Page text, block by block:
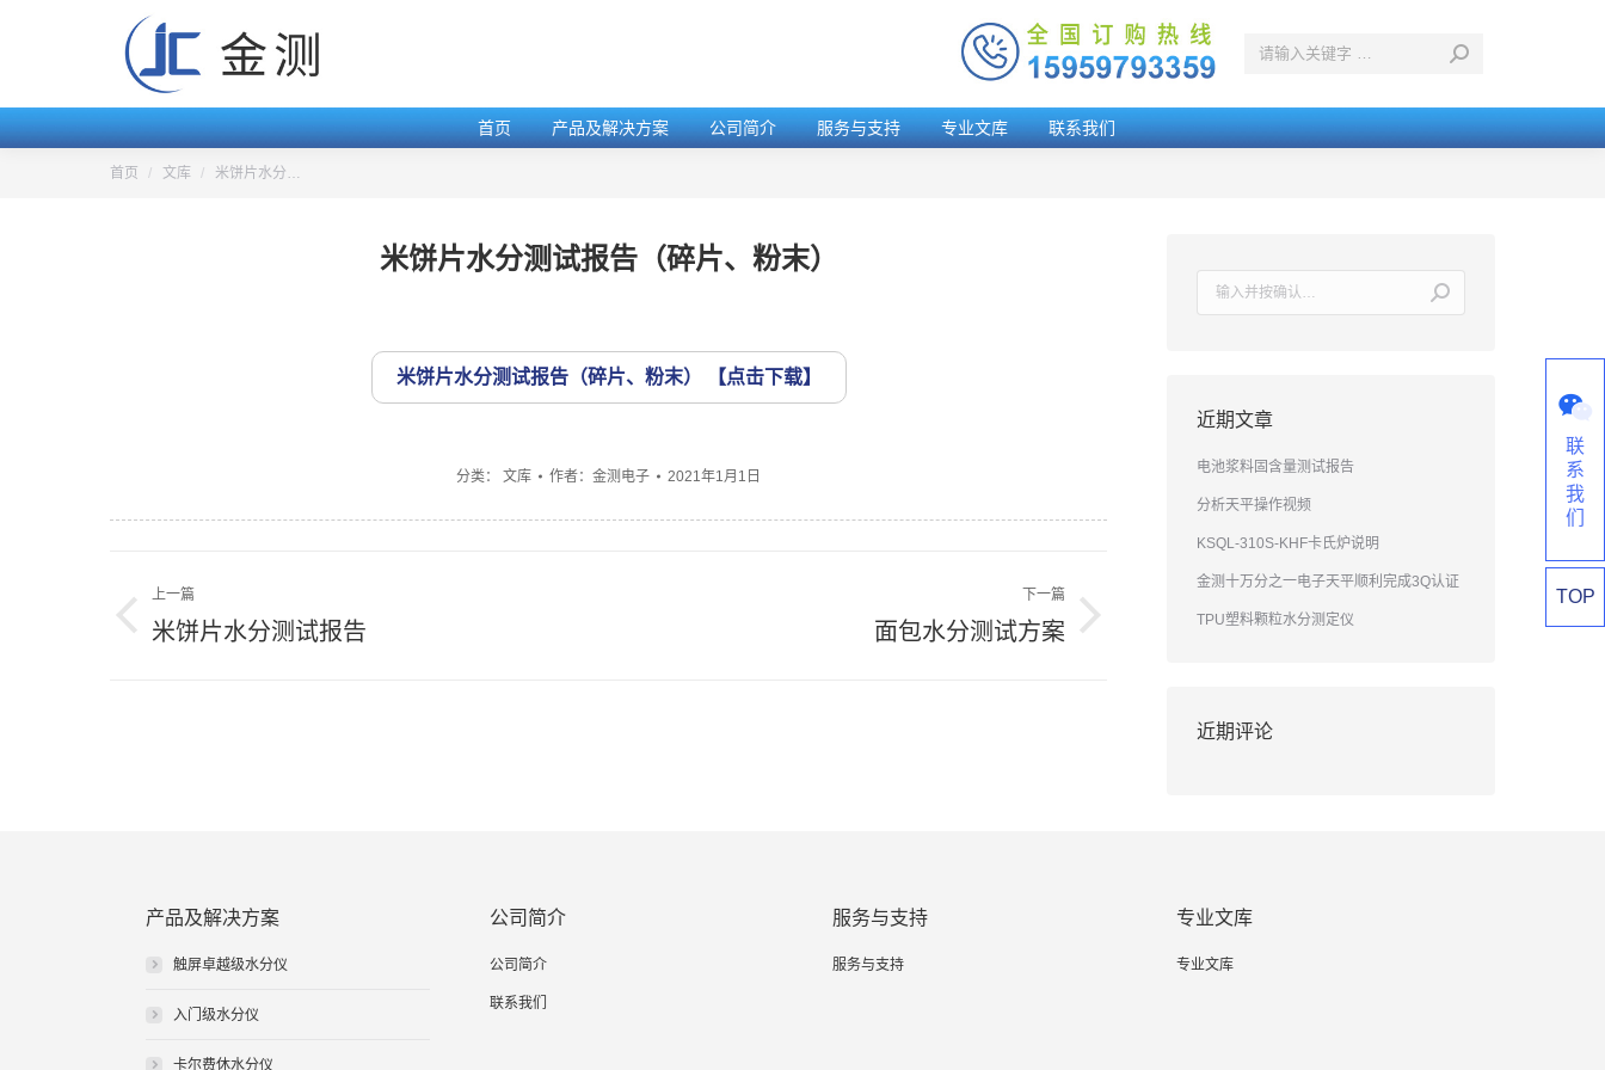
首页 产品及解决方案 公司简介 服务与支持 专业文库 联系我们
您的位置：
首页 文库 米饼片水分…
米饼片水分测试报告（碎片、粉末）
米饼片水分测试报告（碎片、粉末）
分类： 文库 作者： 金测电子 2021年1月1日
章
上一篇
上
米饼片水分测试报告
下一篇
面包水分测试方案
近期文章
电池浆料固含量测试报告
分析天平操作视频
KSQL-310S-KHF卡氏炉说明
金测十万分之一电子天平顺利完成3Q认证
TPU塑料颗粒水分测定仪
近期评论
产品及解决方案
触屏卓越级水分仪
入门级水分仪
卡尔费休水分仪
公司简介
公司简介
联系我们
服务与支持
服务与支持
专业文库
专业文库
联
系
我
们
TOP